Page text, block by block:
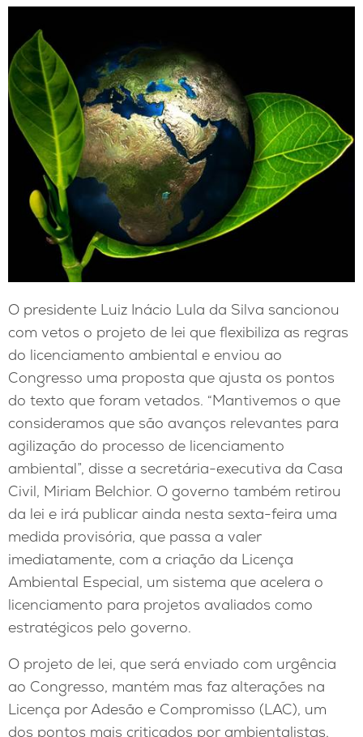
O presidente Luiz Inácio Lula da Silva sancionou
com vetos o projeto de lei que flexibiliza as regras
do licenciamento ambiental e enviou ao
Congresso uma proposta que ajusta os pontos
do texto que foram vetados. “Mantivemos o que
consideramos que são avanços relevantes para
agilização do processo de licenciamento
ambiental”, disse a secretária-executiva da Casa
Civil, Miriam Belchior. O governo também retirou
da lei e irá publicar ainda nesta sexta-feira uma
medida provisória, que passa a valer
imediatamente, com a criação da Licença
Ambiental Especial, um sistema que acelera o
licenciamento para projetos avaliados como
estratégicos pelo governo.
O projeto de lei, que será enviado com urgência
ao Congresso, mantém mas faz alterações na
Licença por Adesão e Compromisso (LAC), um
dos pontos mais criticados por ambientalistas,